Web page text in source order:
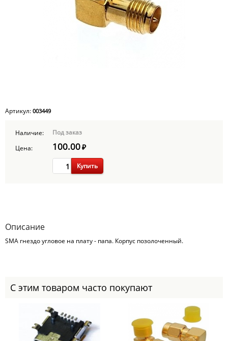
Артикул: 003449
Наличие:
Под заказ
Цена:
100.00₽
Купить
Описание
SMA гнездо угловое на плату - папа. Корпус позолоченный.
С этим товаром часто покупают